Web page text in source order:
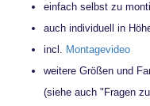
einfach selbst zu
auch individuell in
incl. Montagevideo
weitere Größen und
(siehe auch "Fragen